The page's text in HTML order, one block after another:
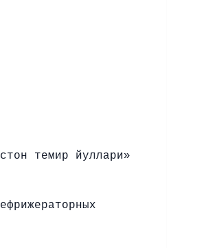
темир йуллари»